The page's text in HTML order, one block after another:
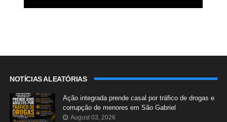
NOTÍCIAS ALEATÓRIAS
Ação integrada prende casal por tráfico de drogas e
corrupção de menores em São Gabriel
August 03, 2026